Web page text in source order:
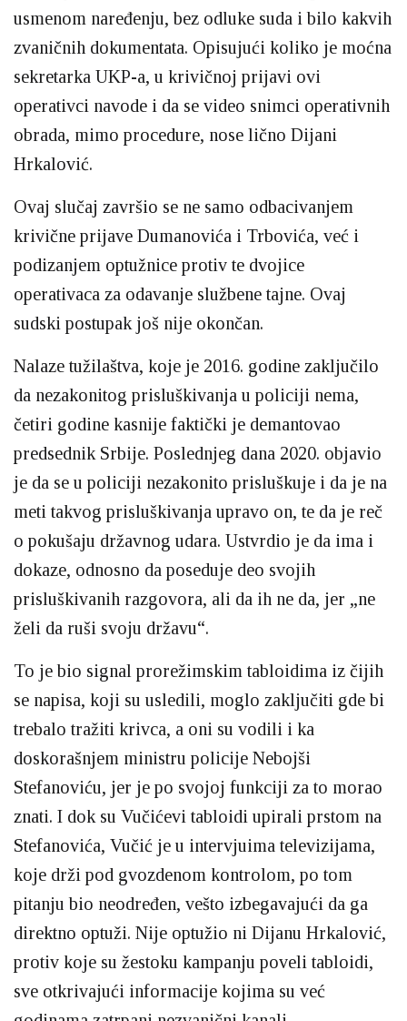
usmenom naređenju, bez odluke suda i bilo kakvih
zvaničnih dokumentata. Opisujući koliko je moćna
sekretarka UKP-a, u krivičnoj prijavi ovi
operativci navode i da se video snimci operativnih
obrada, mimo procedure, nose lično Dijani
Hrkalović.
Оvaj slučaj završio se ne samo odbacivanjem
krivične prijave Dumanovića i Trbovića, već i
podizanjem optužnice protiv te dvojice
operativaca za odavanje službene tajne. Ovaj
sudski postupak još nije okončan.
Nalaze tužilaštva, koje je 2016. godine zaključilo
da nezakonitog prisluškivanja u policiji nema,
četiri godine kasnije faktički je demantovao
predsednik Srbije. Poslednjeg dana 2020. objavio
je da se u policiji nezakonito prisluškuje i da je na
meti takvog prisluškivanja upravo on, te da je reč
o pokušaju državnog udara. Ustvrdio je da ima i
dokaze, odnosno da poseduje deo svojih
prisluškivanih razgovora, ali da ih ne da, jer „ne
želi da ruši svoju državu“.
To je bio signal prorežimskim tabloidima iz čijih
se napisa, koji su usledili, moglo zaključiti gde bi
trebalo tražiti krivca, a oni su vodili i ka
doskorašnjem ministru policije Nebojši
Stefanoviću, jer je po svojoj funkciji za to morao
znati. I dok su Vučićevi tabloidi upirali prstom na
Stefanovića, Vučić je u intervjuima televizijama,
koje drži pod gvozdenom kontrolom, po tom
pitanju bio neodređen, vešto izbegavajući da ga
direktno optuži. Nije optužio ni Dijanu Hrkalović,
protiv koje su žestoku kampanju poveli tabloidi,
sve otkrivajući informacije kojima su već